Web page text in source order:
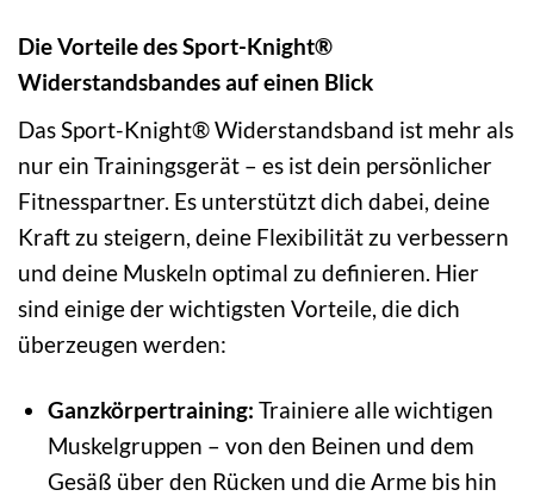
Die Vorteile des Sport-Knight®
Widerstandsbandes auf einen Blick
Das Sport-Knight® Widerstandsband ist mehr als
nur ein Trainingsgerät – es ist dein persönlicher
Fitnesspartner. Es unterstützt dich dabei, deine
Kraft zu steigern, deine Flexibilität zu verbessern
und deine Muskeln optimal zu definieren. Hier
sind einige der wichtigsten Vorteile, die dich
überzeugen werden:
Ganzkörpertraining: Trainiere alle wichtigen
Muskelgruppen – von den Beinen und dem
Gesäß über den Rücken und die Arme bis hin